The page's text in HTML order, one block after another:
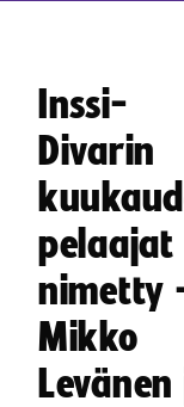
Inssi-
Divarin
pelaajat
nimetty
Mikko